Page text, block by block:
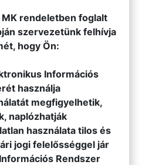
HÍRHEZ
rendeletben foglalt
szervezetünk felhívja
hogy Ön:
Információs
használja
megfigyelhetik,
naplózhatják
használata tilos és
jogi felelősséggel jár
Rendszer